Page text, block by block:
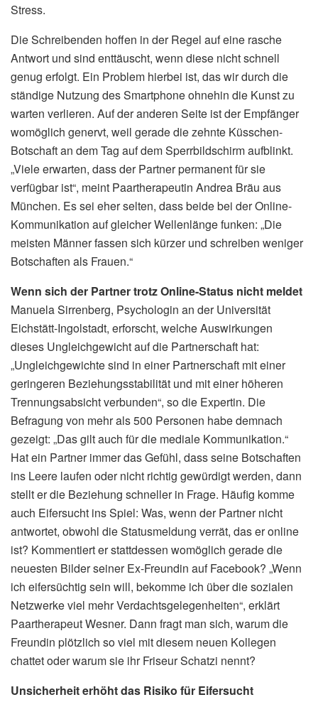
Stress.
Die Schreibenden hoffen in der Regel auf eine rasche
Antwort und sind enttäuscht, wenn diese nicht schnell
genug erfolgt. Ein Problem hierbei ist, das wir durch die
ständige Nutzung des Smartphone ohnehin die Kunst zu
warten verlieren. Auf der anderen Seite ist der Empfänger
womöglich genervt, weil gerade die zehnte Küsschen-
Botschaft an dem Tag auf dem Sperrbildschirm aufblinkt.
„Viele erwarten, dass der Partner permanent für sie
verfügbar ist“, meint Paartherapeutin Andrea Bräu aus
München. Es sei eher selten, dass beide bei der Online-
Kommunikation auf gleicher Wellenlänge funken: „Die
meisten Männer fassen sich kürzer und schreiben weniger
Botschaften als Frauen.“
Wenn sich der Partner trotz Online-Status nicht meldet
Manuela Sirrenberg, Psychologin an der Universität
Eichstätt-Ingolstadt, erforscht, welche Auswirkungen
dieses Ungleichgewicht auf die Partnerschaft hat:
„Ungleichgewichte sind in einer Partnerschaft mit einer
geringeren Beziehungsstabilität und mit einer höheren
Trennungsabsicht verbunden“, so die Expertin. Die
Befragung von mehr als 500 Personen habe demnach
gezeigt: „Das gilt auch für die mediale Kommunikation.“
Hat ein Partner immer das Gefühl, dass seine Botschaften
ins Leere laufen oder nicht richtig gewürdigt werden, dann
stellt er die Beziehung schneller in Frage. Häufig komme
auch Eifersucht ins Spiel: Was, wenn der Partner nicht
antwortet, obwohl die Statusmeldung verrät, das er online
ist? Kommentiert er stattdessen womöglich gerade die
neuesten Bilder seiner Ex-Freundin auf Facebook? „Wenn
ich eifersüchtig sein will, bekomme ich über die sozialen
Netzwerke viel mehr Verdachtsgelegenheiten“, erklärt
Paartherapeut Wesner. Dann fragt man sich, warum die
Freundin plötzlich so viel mit diesem neuen Kollegen
chattet oder warum sie ihr Friseur Schatzi nennt?
Unsicherheit erhöht das Risiko für Eifersucht